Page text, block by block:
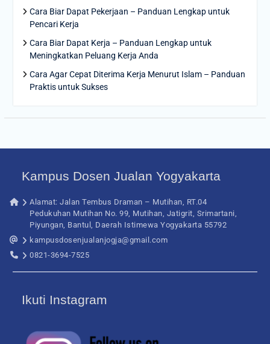
Cara Biar Dapat Pekerjaan – Panduan Lengkap untuk
Pencari Kerja
Cara Biar Dapat Kerja – Panduan Lengkap untuk
Meningkatkan Peluang Kerja Anda
Cara Agar Cepat Diterima Kerja Menurut Islam – Panduan
Praktis untuk Sukses
Kampus Dosen Jualan Yogyakarta
Alamat: Jalan Tembus Draman – Mutihan, RT.04
Pedukuhan Mutihan No. 99, Mutihan, Jatigrit, Srimartani,
Piyungan, Bantul, Daerah Istimewa Yogyakarta 55792
kampusdosenjualanjogja@gmail.com
0821-3694-7525
Ikuti Instagram